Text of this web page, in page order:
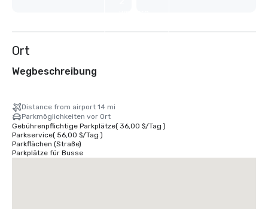
Ort
Wegbeschreibung
Distance from airport 14 mi
Parkmöglichkeiten vor Ort
Gebührenpflichtige Parkplätze( 36,00 $/Tag )
Parkservice( 56,00 $/Tag )
Parkflächen (Straße)
Parkplätze für Busse